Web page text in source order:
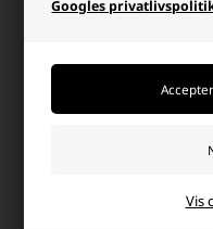
Googles
Vis
Laveste stykpris: 21,50 DKK
Ikke på lager
+